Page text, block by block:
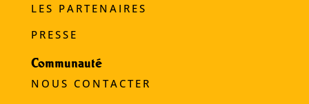
LES PARTENAIRES
PRESSE
Communauté
NOUS CONTACTER